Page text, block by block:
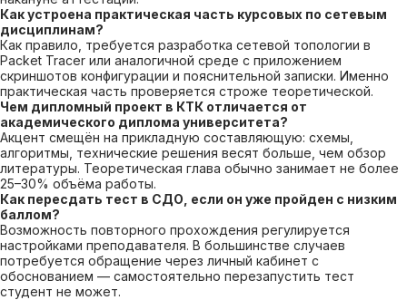
Как устроена практическая часть курсовых по сетевым
дисциплинам?
Как правило, требуется разработка сетевой топологии в
Packet Tracer или аналогичной среде с приложением
скриншотов конфигурации и пояснительной записки. Именно
практическая часть проверяется строже теоретической.
Чем дипломный проект в КТК отличается от
академического диплома университета?
Акцент смещён на прикладную составляющую: схемы,
алгоритмы, технические решения весят больше, чем обзор
литературы. Теоретическая глава обычно занимает не более
25–30% объёма работы.
Как пересдать тест в СДО, если он уже пройден с низким
баллом?
Возможность повторного прохождения регулируется
настройками преподавателя. В большинстве случаев
потребуется обращение через личный кабинет с
обоснованием — самостоятельно перезапустить тест
студент не может.